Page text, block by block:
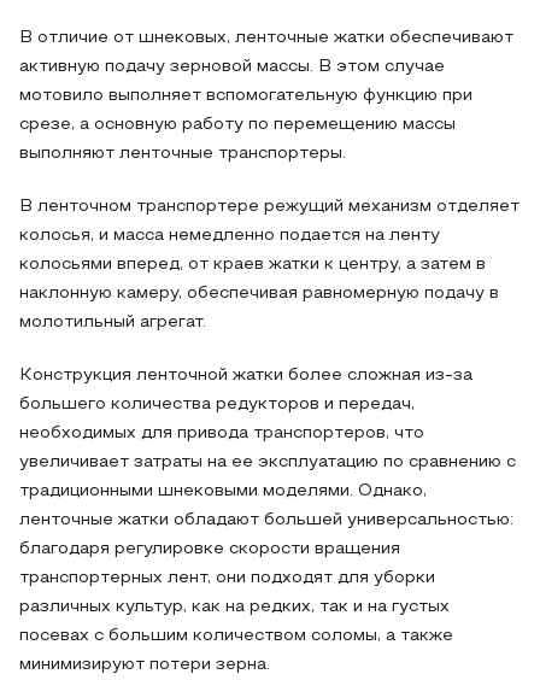
В отличие от шнековых, ленточные жатки обеспечивают
активную подачу зерновой массы. В этом случае
мотовило выполняет вспомогательную функцию при
срезе, а основную работу по перемещению массы
выполняют ленточные транспортеры.
В ленточном транспортере режущий механизм отделяет
колосья, и масса немедленно подается на ленту
колосьями вперед, от краев жатки к центру, а затем в
наклонную камеру, обеспечивая равномерную подачу в
молотильный агрегат.
Конструкция ленточной жатки более сложная из-за
большего количества редукторов и передач,
необходимых для привода транспортеров, что
увеличивает затраты на ее эксплуатацию по сравнению с
традиционными шнековыми моделями. Однако,
ленточные жатки обладают большей универсальностью:
благодаря регулировке скорости вращения
транспортерных лент, они подходят для уборки
различных культур, как на редких, так и на густых
посевах с большим количеством соломы, а также
минимизируют потери зерна.